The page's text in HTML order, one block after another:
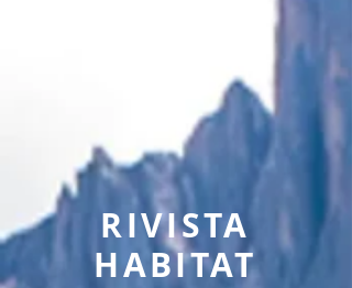
RIVISTA
HABITAT